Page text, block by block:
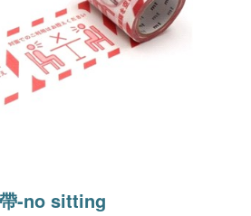
帶-no sitting